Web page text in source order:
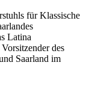
für Klassische
Latina
des
Saarland im